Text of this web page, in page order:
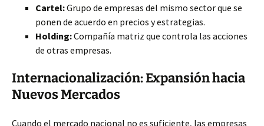
Cartel:Grupo de empresas del mismo sector que se
ponen de acuerdo en precios y estrategias.
Holding:Compañía matriz que controla las acciones
de otras empresas.
Internacionalización: Expansión hacia
Nuevos Mercados
Cuando el mercado nacional no es suficiente, las empresas